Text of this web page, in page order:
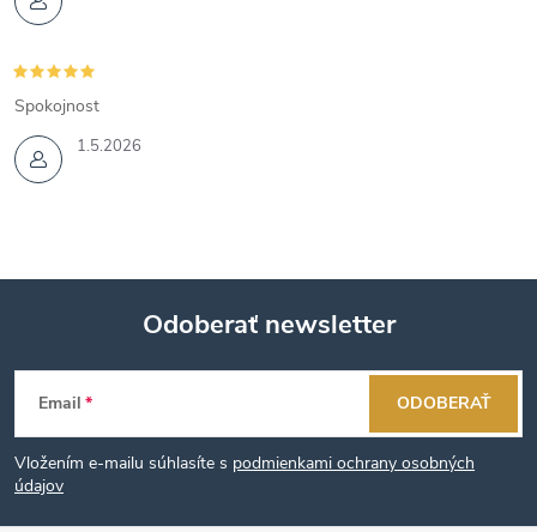
1.5.2026
Spokojnost
Z
á
p
Odoberať newsletter
Email
Vložením e-mailu súhlasíte s podmienkami ochrany osobných
údajov
ODOBERAŤ